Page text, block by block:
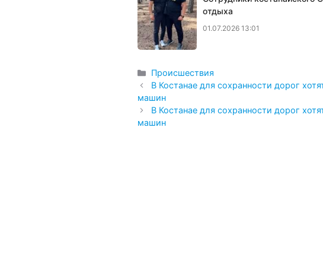
отдыха
01.07.2026 13:01
Рубрики
Происшествия
В Костанае для сохранности дорог
машин
В Костанае для сохранности дорог
машин